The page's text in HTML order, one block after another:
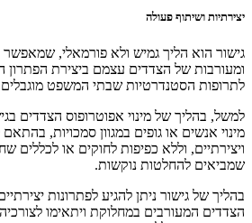
יצירתיות ושיתוף פעולה
גישור הוא הליך גמיש ולא פורמאלי, שמאפשר
ומעורבות של הצדדים עצמם ביצירת הפתרון
לתרופות הסטנדרטיות שבתי המשפט
למשל, בהליך של מינוי אפוטרופוס הצדדים
מינוי אנשים או גופים במגוון סמכויות,
ויצירתיים, וללא כפיפות לחוקים או לכללים
שמביאים להחלטות נוקשות.
בהליך של גישור ניתן להגיע לפתרונות
הצדדים המעורבים במחלוקת ויתאימו